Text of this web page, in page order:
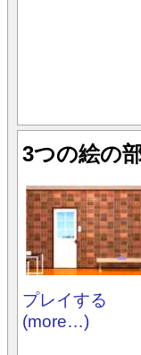
3つの絵の
プレイする
(more…)